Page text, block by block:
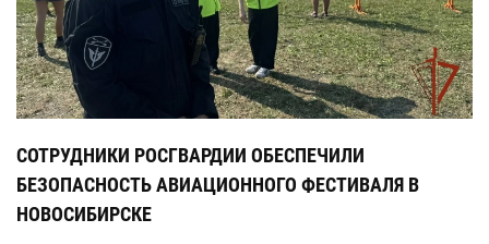
СОТРУДНИКИ РОСГВАРДИИ ОБЕСПЕЧИЛИ
БЕЗОПАСНОСТЬ АВИАЦИОННОГО ФЕСТИВАЛЯ В
НОВОСИБИРСКЕ